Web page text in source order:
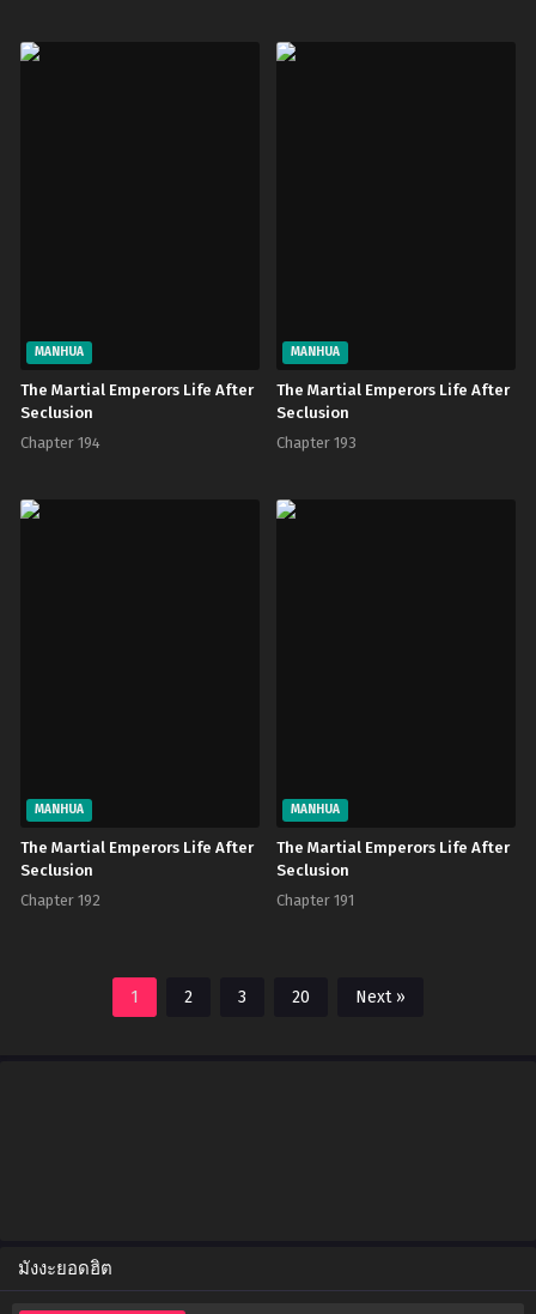
MANHUA
The Martial Emperors Life After
Seclusion
Chapter 194
MANHUA
The Martial Emperors Life After
Seclusion
Chapter 193
MANHUA
The Martial Emperors Life After
Seclusion
Chapter 192
MANHUA
The Martial Emperors Life After
Seclusion
Chapter 191
1 2 3 20 Next »
มังงะยอดฮิต